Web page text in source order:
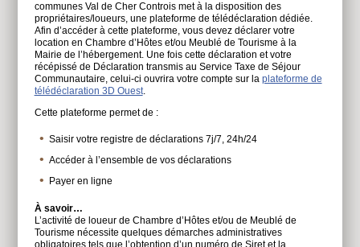
communes Val de Cher Controis met à la disposition des
propriétaires/loueurs, une plateforme de télédéclaration dédiée.
Afin d’accéder à cette plateforme, vous devez déclarer votre
location en Chambre d’Hôtes et/ou Meublé de Tourisme à la
Mairie de l’hébergement. Une fois cette déclaration et votre
récépissé de Déclaration transmis au Service Taxe de Séjour
Communautaire, celui-ci ouvrira votre compte sur la plateforme de
télédéclaration 3D Ouest.
Cette plateforme permet de :
Saisir votre registre de déclarations 7j/7, 24h/24
Accéder à l’ensemble de vos déclarations
Payer en ligne
À savoir…
L’activité de loueur de Chambre d’Hôtes et/ou de Meublé de
Tourisme nécessite quelques démarches administratives
obligatoires tels que l’obtention d’un numéro de Siret et la